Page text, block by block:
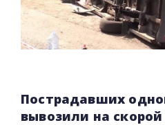
Пострадавших
вывозили на скорой